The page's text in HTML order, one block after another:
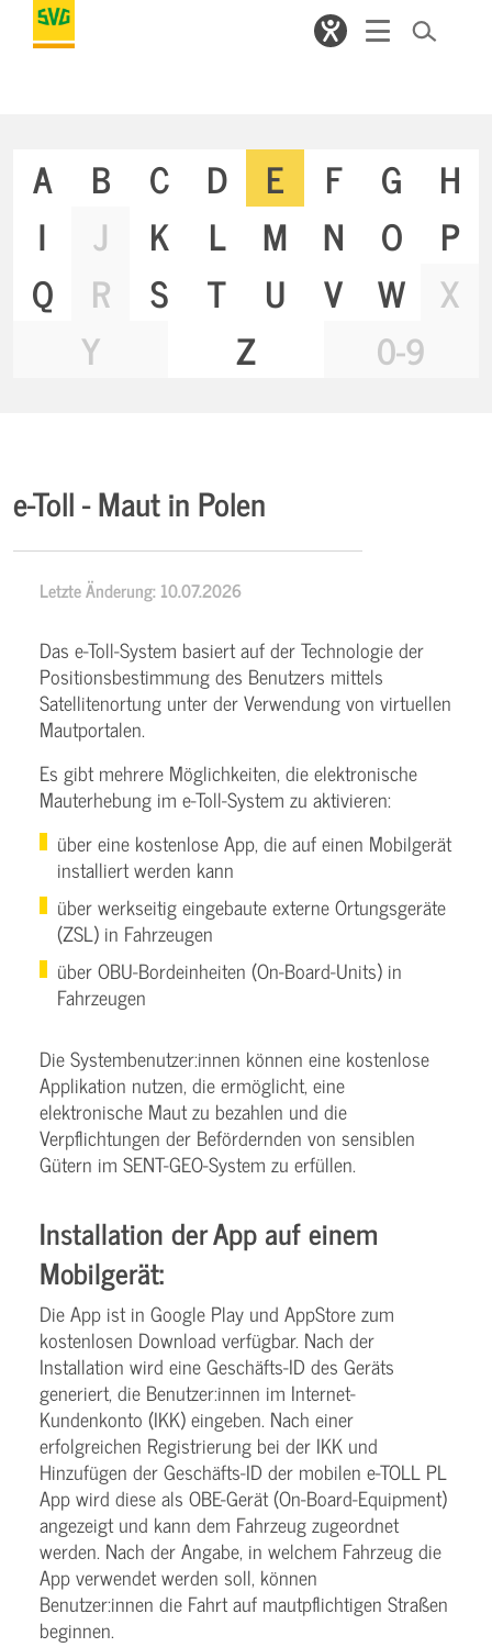
A B C D E F G
H
I
J K L M N O
P
Q
R S T U V W
X
Y
Z 0-9
e-Toll - Maut in Polen
Letzte Änderung: 10.07.2026
Das e-Toll-System basiert auf der Technologie der
Positionsbestimmung des Benutzers mittels
Satellitenortung unter der Verwendung von virtuellen
Mautportalen.
Es gibt mehrere Möglichkeiten, die elektronische
Mauterhebung im e-Toll-System zu aktivieren:
über eine kostenlose App, die auf einen Mobilgerät
installiert werden kann
über werkseitig eingebaute externe Ortungsgeräte
(ZSL) in Fahrzeugen
über OBU-Bordeinheiten (On-Board-Units) in
Fahrzeugen
Die Systembenutzer:innen können eine kostenlose
Applikation nutzen, die ermöglicht, eine
elektronische Maut zu bezahlen und die
Verpflichtungen der Befördernden von sensiblen
Gütern im SENT-GEO-System zu erfüllen.
Installation der App auf einem
Mobilgerät:
Die App ist in Google Play und AppStore zum
kostenlosen Download verfügbar. Nach der
Installation wird eine Geschäfts-ID des Geräts
generiert, die Benutzer:innen im Internet-
Kundenkonto (IKK) eingeben. Nach einer
erfolgreichen Registrierung bei der IKK und
Hinzufügen der Geschäfts-ID der mobilen e-TOLL PL
App wird diese als OBE-Gerät (On-Board-Equipment)
angezeigt und kann dem Fahrzeug zugeordnet
werden. Nach der Angabe, in welchem Fahrzeug die
App verwendet werden soll, können
Benutzer:innen die Fahrt auf mautpflichtigen Straßen
beginnen.